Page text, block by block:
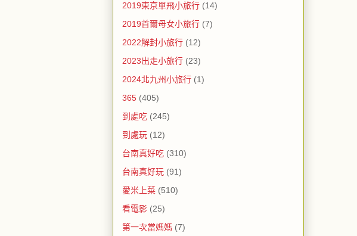
2019東京單飛小旅行 (14)
2019首爾母女小旅行 (7)
2022解封小旅行 (12)
2023出走小旅行 (23)
2024北九州小旅行 (1)
365 (405)
到處吃 (245)
到處玩 (12)
台南真好吃 (310)
台南真好玩 (91)
愛米上菜 (510)
看電影 (25)
第一次當媽媽 (7)